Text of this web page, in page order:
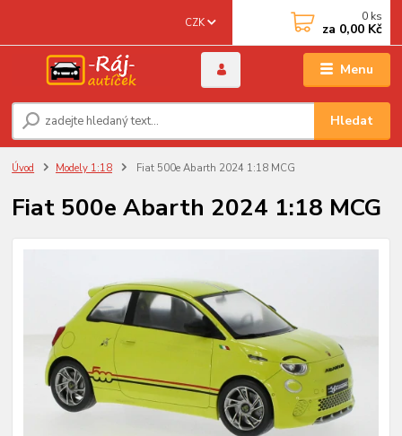
Menu
CZK
Hledat
0 ks
za 0,00 Kč
Úvod Modely 1:18 Fiat 500e Abarth 2024 1:18 MCG
Fiat 500e Abarth 2024 1:18 MCG